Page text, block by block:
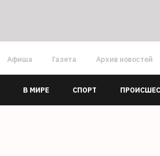
Афиша Газета Архив новостей
В МИРЕ СПОРТ